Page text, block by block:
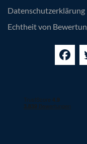
Datenschutzerklärung
Echtheit von